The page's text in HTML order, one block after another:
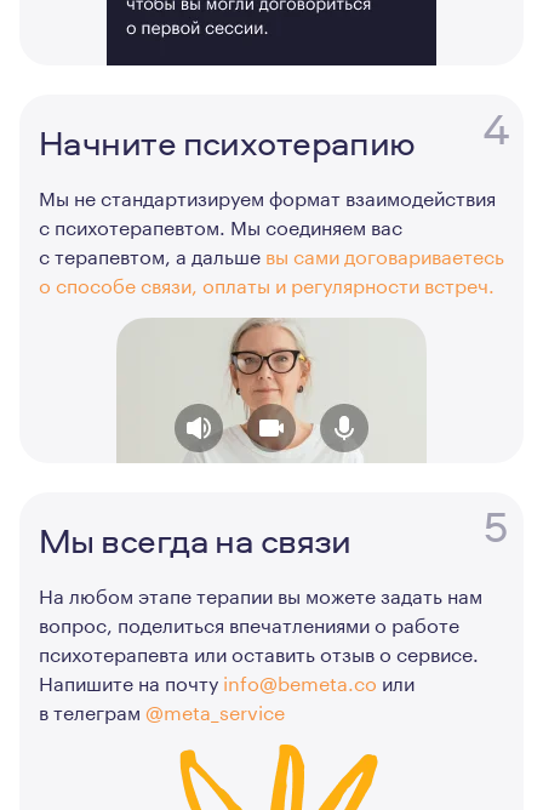
4
Начните психотерапию
Мы не стандартизируем формат взаимодействия
с психотерапевтом. Мы соединяем вас
с терапевтом, а дальше вы сами договариваетесь
о способе связи, оплаты и регулярности встреч.
5
Мы всегда на связи
На любом этапе терапии вы можете задать нам
вопрос, поделиться впечатлениями о работе
психотерапевта или оставить отзыв о сервисе.
Напишите на почту info@bemeta.co или
в телеграм @meta_service